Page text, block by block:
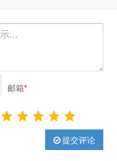
邮箱*
提交评论